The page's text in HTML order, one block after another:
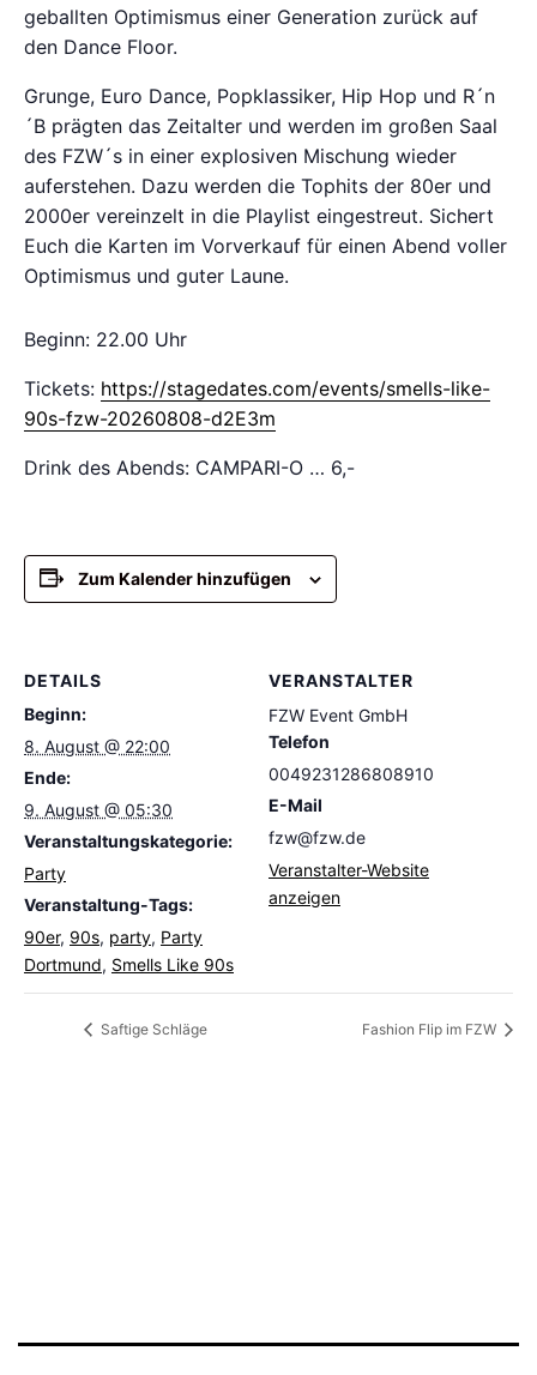
geballten Optimismus einer Generation zurück auf
den Dance Floor.
Grunge, Euro Dance, Popklassiker, Hip Hop und R´n
´B prägten das Zeitalter und werden im großen Saal
des FZW´s in einer explosiven Mischung wieder
auferstehen. Dazu werden die Tophits der 80er und
2000er vereinzelt in die Playlist eingestreut. Sichert
Euch die Karten im Vorverkauf für einen Abend voller
Optimismus und guter Laune.
Beginn: 22.00 Uhr
Tickets: https://stagedates.com/events/smells-like-
90s-fzw-20260808-d2E3m
Drink des Abends: CAMPARI-O … 6,-
Zum Kalender hinzufügen
DETAILS
Beginn:
8. August @ 22:00
Ende:
9. August @ 05:30
Veranstaltungskategorie:
Party
Veranstaltung-Tags:
90er, 90s, party, Party
Dortmund, Smells Like 90s
VERANSTALTER
FZW Event GmbH
Telefon
0049231286808910
E-Mail
fzw@fzw.de
Veranstalter-Website
anzeigen
Saftige Schläge Fashion Flip im FZW